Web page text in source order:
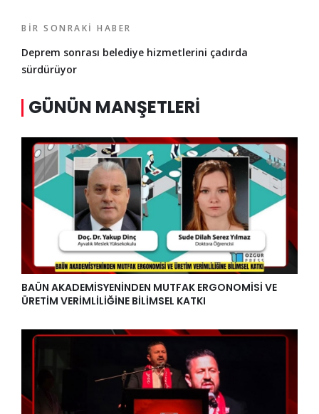
BIR SONRAKI HABER
Deprem sonrası belediye hizmetlerini çadırda
sürdürüyor
GÜNÜN MANŞETLERI
BAÜN AKADEMİSYENİNDEN MUTFAK ERGONOMİSİ VE
ÜRETİM VERİMLİLİĞİNE BİLİMSEL KATKI